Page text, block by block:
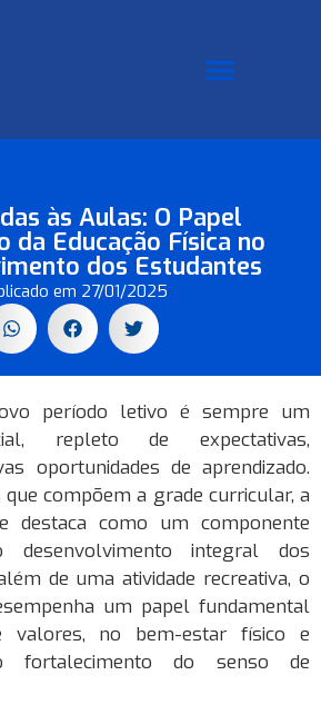
às Aulas: O Papel
da Educação Física no
dos Estudantes
em 27/01/2025
período letivo é sempre um
repleto de expectativas,
oportunidades de aprendizado.
compõem a grade curricular, a
destaca como um componente
desenvolvimento integral dos
de uma atividade recreativa, o
um papel fundamental
valores, no bem-estar físico e
fortalecimento do senso de